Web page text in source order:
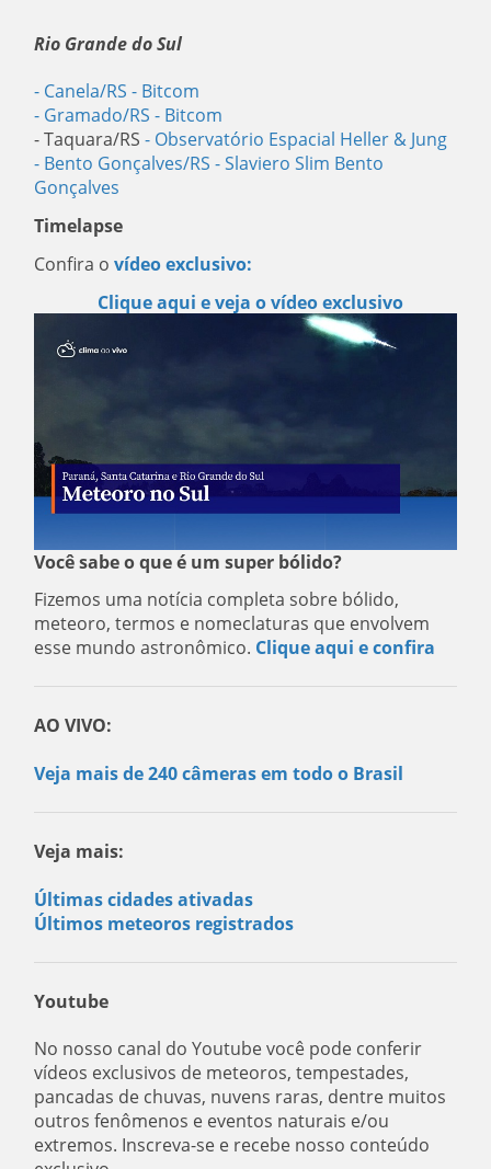
Rio Grande do Sul
- Canela/RS - Bitcom
- Gramado/RS - Bitcom
- Taquara/RS- Observatório Espacial Heller & Jung
- Bento Gonçalves/RS - Slaviero Slim Bento
Gonçalves
Timelapse
Confira o vídeo exclusivo:
Clique aqui e veja o vídeo exclusivo
Você sabe o que é um super bólido?
Fizemos uma notícia completa sobre bólido,
meteoro, termos e nomeclaturas que envolvem
esse mundo astronômico. Clique aqui e confira
AO VIVO:
Veja mais de 240 câmeras em todo o Brasil
Veja mais:
Últimas cidades ativadas
Últimos meteoros registrados
Youtube
No nosso canal do Youtube você pode conferir
vídeos exclusivos de meteoros, tempestades,
pancadas de chuvas, nuvens raras, dentre muitos
outros fenômenos e eventos naturais e/ou
extremos. Inscreva-se e recebe nosso conteúdo